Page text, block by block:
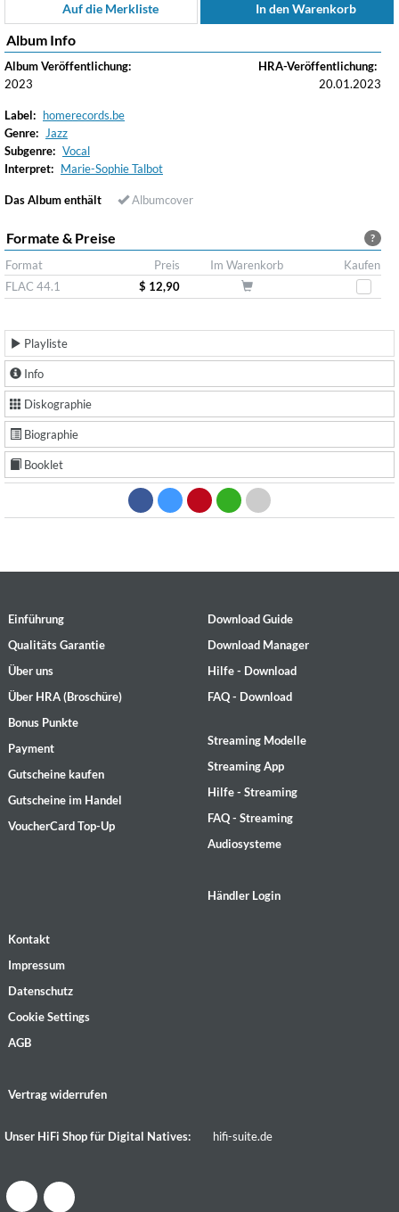
Auf die Merkliste In den Warenkorb
Album Info
Album Veröffentlichung:
2023
HRA-Veröffentlichung:
20.01.2023
Label: homerecords.be
Genre:
Jazz
Subgenre: Vocal
Interpret: Marie-Sophie Talbot
Das Album enthält Albumcover
?
Formate & Preise
Format Preis Im Warenkorb
Kaufen
FLAC 44.1
$ 12,90
Playliste
Info
Diskographie
Biographie
Booklet
Einführung
Qualitäts Garantie
Über uns
Über HRA (Broschüre)
Bonus Punkte
Payment
Gutscheine kaufen
Gutscheine im Handel
VoucherCard Top-Up
Download Guide
Download Manager
Hilfe - Download
FAQ - Download
Streaming Modelle
Streaming App
Hilfe - Streaming
FAQ - Streaming
Audiosysteme
Händler Login
Kontakt
Impressum
Datenschutz
Cookie Settings
AGB
Vertrag widerrufen
Unser HiFi Shop für Digital Natives: hifi-suite.de